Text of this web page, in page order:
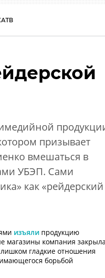
ТВ
призывает
вмешаться в
УБЭП. Сами
как «рейдерский
изъяли продукцию
магазины компания
гладкие отношения
борьбой